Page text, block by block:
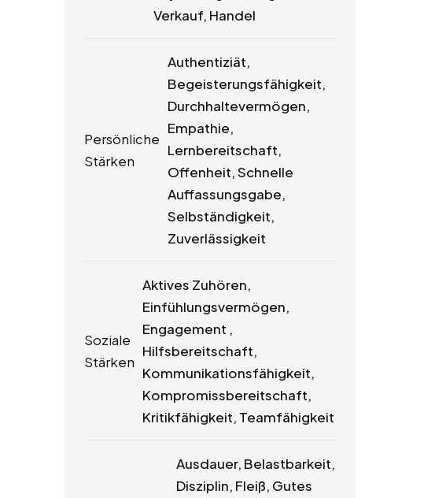
Verkauf, Handel
Persönliche
Stärken
Authentiziät,
Begeisterungsfähigkeit,
Durchhaltevermögen,
Empathie,
Lernbereitschaft,
Offenheit, Schnelle
Auffassungsgabe,
Selbständigkeit,
Zuverlässigkeit
Soziale
Stärken
Aktives Zuhören,
Einfühlungsvermögen,
Engagement ,
Hilfsbereitschaft,
Kommunikationsfähigkeit,
Kompromissbereitschaft,
Kritikfähigkeit, Teamfähigkeit
Ausdauer, Belastbarkeit,
Disziplin, Fleiß, Gutes